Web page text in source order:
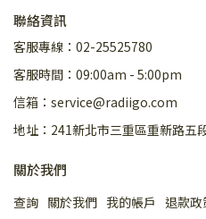
聯絡資訊
客服專線： 02-25525780
客服時間：09:00am - 5:00pm
信箱：service@radiigo.com
地址： 241新北市三重區重新路五
關於我們
查詢 關於我們 我的帳戶 退款政